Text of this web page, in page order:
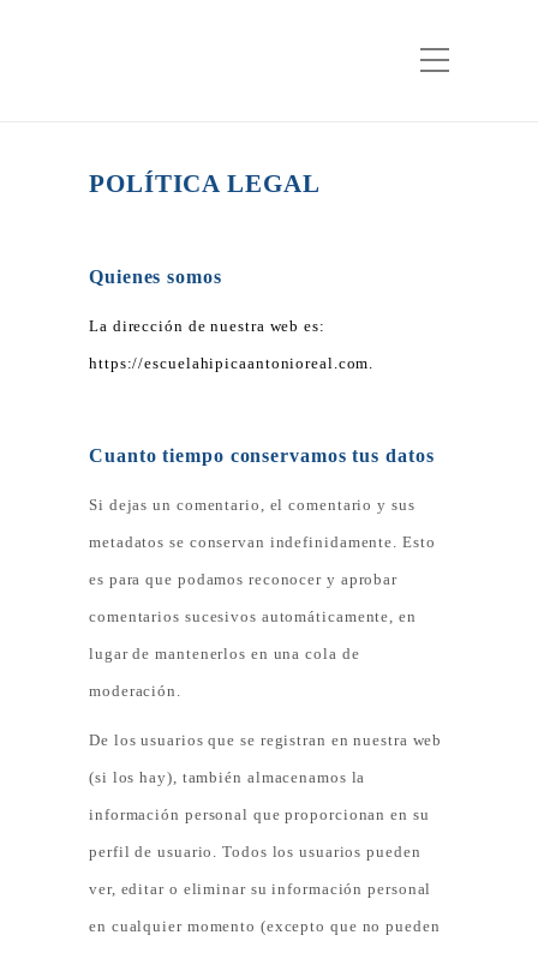
POLÍTICA LEGAL
Quienes somos
La dirección de nuestra web es:
https://escuelahipicaantonioreal.com.
Cuanto tiempo conservamos tus datos
Si dejas un comentario, el comentario y sus
metadatos se conservan indefinidamente. Esto
es para que podamos reconocer y aprobar
comentarios sucesivos automáticamente, en
lugar de mantenerlos en una cola de
moderación.
De los usuarios que se registran en nuestra web
(si los hay), también almacenamos la
información personal que proporcionan en su
perfil de usuario. Todos los usuarios pueden
ver, editar o eliminar su información personal
en cualquier momento (excepto que no pueden